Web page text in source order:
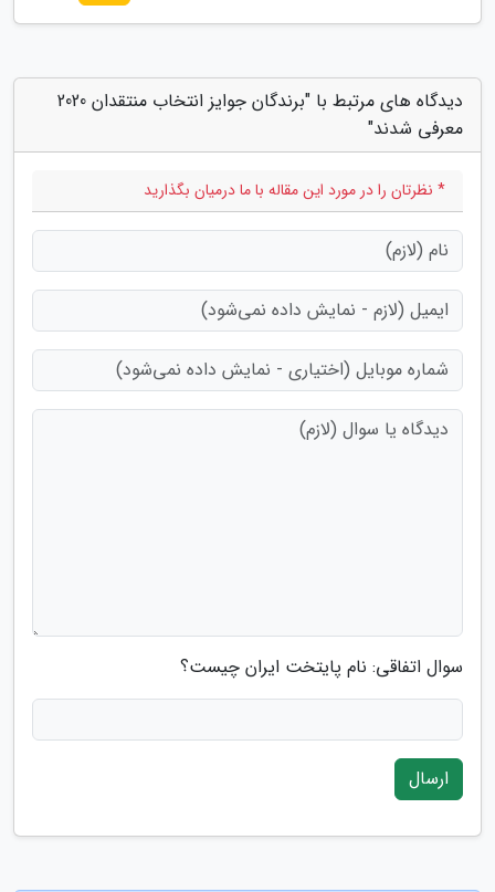
دیدگاه های مرتبط با "برندگان جوایز انتخاب منتقدان 2020
معرفی شدند"
* نظرتان را در مورد این مقاله با ما درمیان بگذارید
سوال اتفاقی: نام پایتخت ایران چیست؟
ارسال